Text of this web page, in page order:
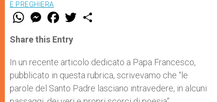
E PREGHIERA
W
t
s
p
p
M
e
s
e
g
e
r
F
a
e
b
o
k
w
r
Share this Entry
In un recente articolo dedicato a Papa Francesco,
pubblicato in questa rubrica, scrivevamo che “le
parole del Santo Padre lasciano intravedere, in alcuni